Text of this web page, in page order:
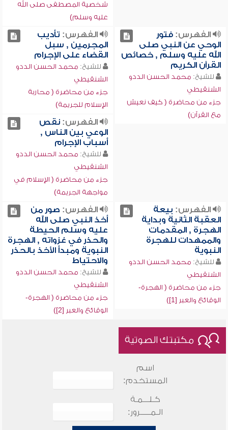
شخصية المصطفى صلى الله
عليه وسلم)
الفهرس:فتور
الوحي عن النبي صلى
الله عليه وسلم , خصائص
القرآن الكريم
للشيخ: محمد الحسن الددو
الشنقيطي
جزء من محاضرة ( كيف نعيش
مع القرآن)
الفهرس: تأديب
المجرمين , سبل
القضاء على الإجرام
للشيخ: محمد الحسن الددو
الشنقيطي
جزء من محاضرة ( محاربة
الإسلام للجريمة)
الفهرس:نقص
الوعي بين الناس ,
أسباب الإجرام
للشيخ: محمد الحسن الددو
الشنقيطي
جزء من محاضرة ( الإسلام في
مواجهة الجريمة)
الفهرس: بيعة
العقبة الثانية وبداية
الهجرة , المقدمات
والممهدات للهجرة
النبوية
للشيخ: محمد الحسن الددو
الشنقيطي
جزء من محاضرة ( الهجرة-
الوقائع والعبر [1])
الفهرس: صور من
أخذ النبي صلى الله
عليه وسلم الحيطة
والحذر في غزواته , الهجرة
النبوية ومبدأ الأخذ بالحذر
والاحتياط
للشيخ: محمد الحسن الددو
الشنقيطي
جزء من محاضرة ( الهجرة-
الوقائع والعبر [2])
مكتبتك الصوتية
اسم
المستخدم:
كـلـــمـة
الـمـــــرور: